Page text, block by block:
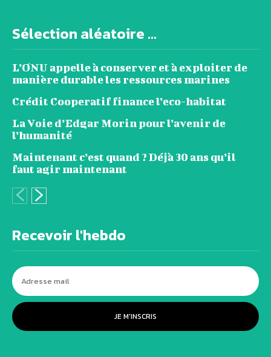
Sélection aléatoire ...
L’ONU appelle à conserver et à exploiter de
manière durable les ressources marines
Crédit Cooperatif finance l’eco-habitat
La Voie d’Edgar Morin pour l’avenir de
l’humanité
Maintenant c’est quand ? Déjà 30 ans qu’il
faut agir maintenant
Recevoir l'hebdo
JE M'INSCRIS